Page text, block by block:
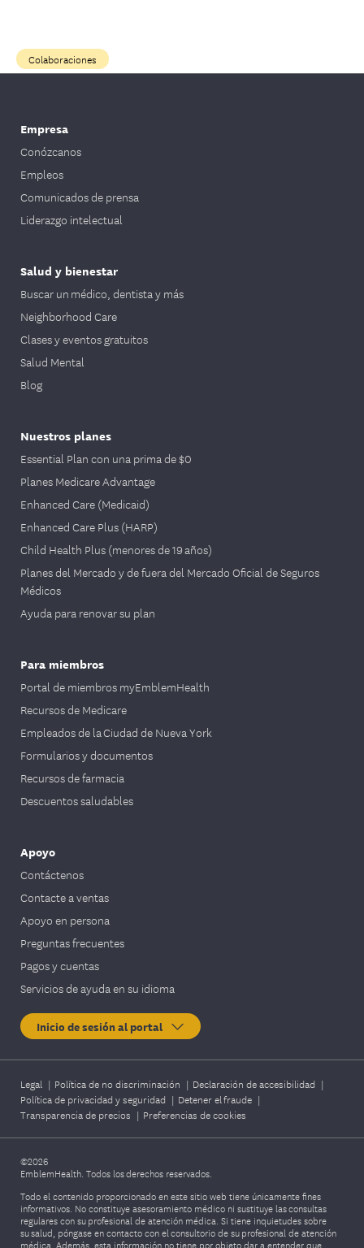
Colaboraciones
Empresa
Conózcanos
Empleos
Comunicados de prensa
Liderazgo intelectual
Salud y bienestar
Buscar un médico, dentista y más
Neighborhood Care
Clases y eventos gratuitos
Salud Mental
Blog
Nuestros planes
Essential Plan con una prima de $0
Planes Medicare Advantage
Enhanced Care (Medicaid)
Enhanced Care Plus (HARP)
Child Health Plus (menores de 19 años)
Planes del Mercado y de fuera del Mercado Oficial de Seguros
Médicos
Ayuda para renovar su plan
Para miembros
Portal de miembros myEmblemHealth
Recursos de Medicare
Empleados de la Ciudad de Nueva York
Formularios y documentos
Recursos de farmacia
Descuentos saludables
Apoyo
Contáctenos
Contacte a ventas
Apoyo en persona
Preguntas frecuentes
Pagos y cuentas
Servicios de ayuda en su idioma
Inicio de sesión al portal
Legal | Política de no discriminación | Declaración de accesibilidad |
Política de privacidad y seguridad | Detener el fraude |
Transparencia de precios | Preferencias de cookies
©2026
EmblemHealth. Todos los derechos reservados.
Todo el contenido proporcionado en este sitio web tiene únicamente fines
informativos. No constituye asesoramiento médico ni sustituye las consultas
regulares con su profesional de atención médica. Si tiene inquietudes sobre
su salud, póngase en contacto con el consultorio de su profesional de atención
médica. Además, esta información no tiene por objeto dar a entender que